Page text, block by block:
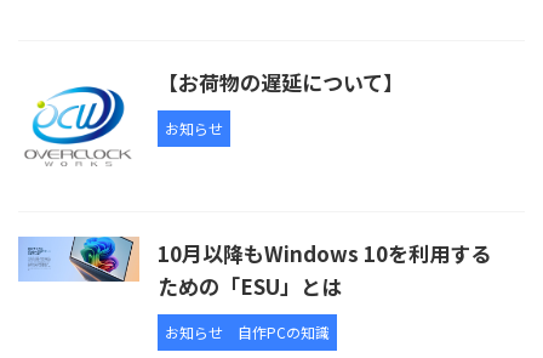
【お荷物の遅延について】
お知らせ
10月以降もWindows 10を利用する
ための「ESU」とは
お知らせ 自作PCの知識